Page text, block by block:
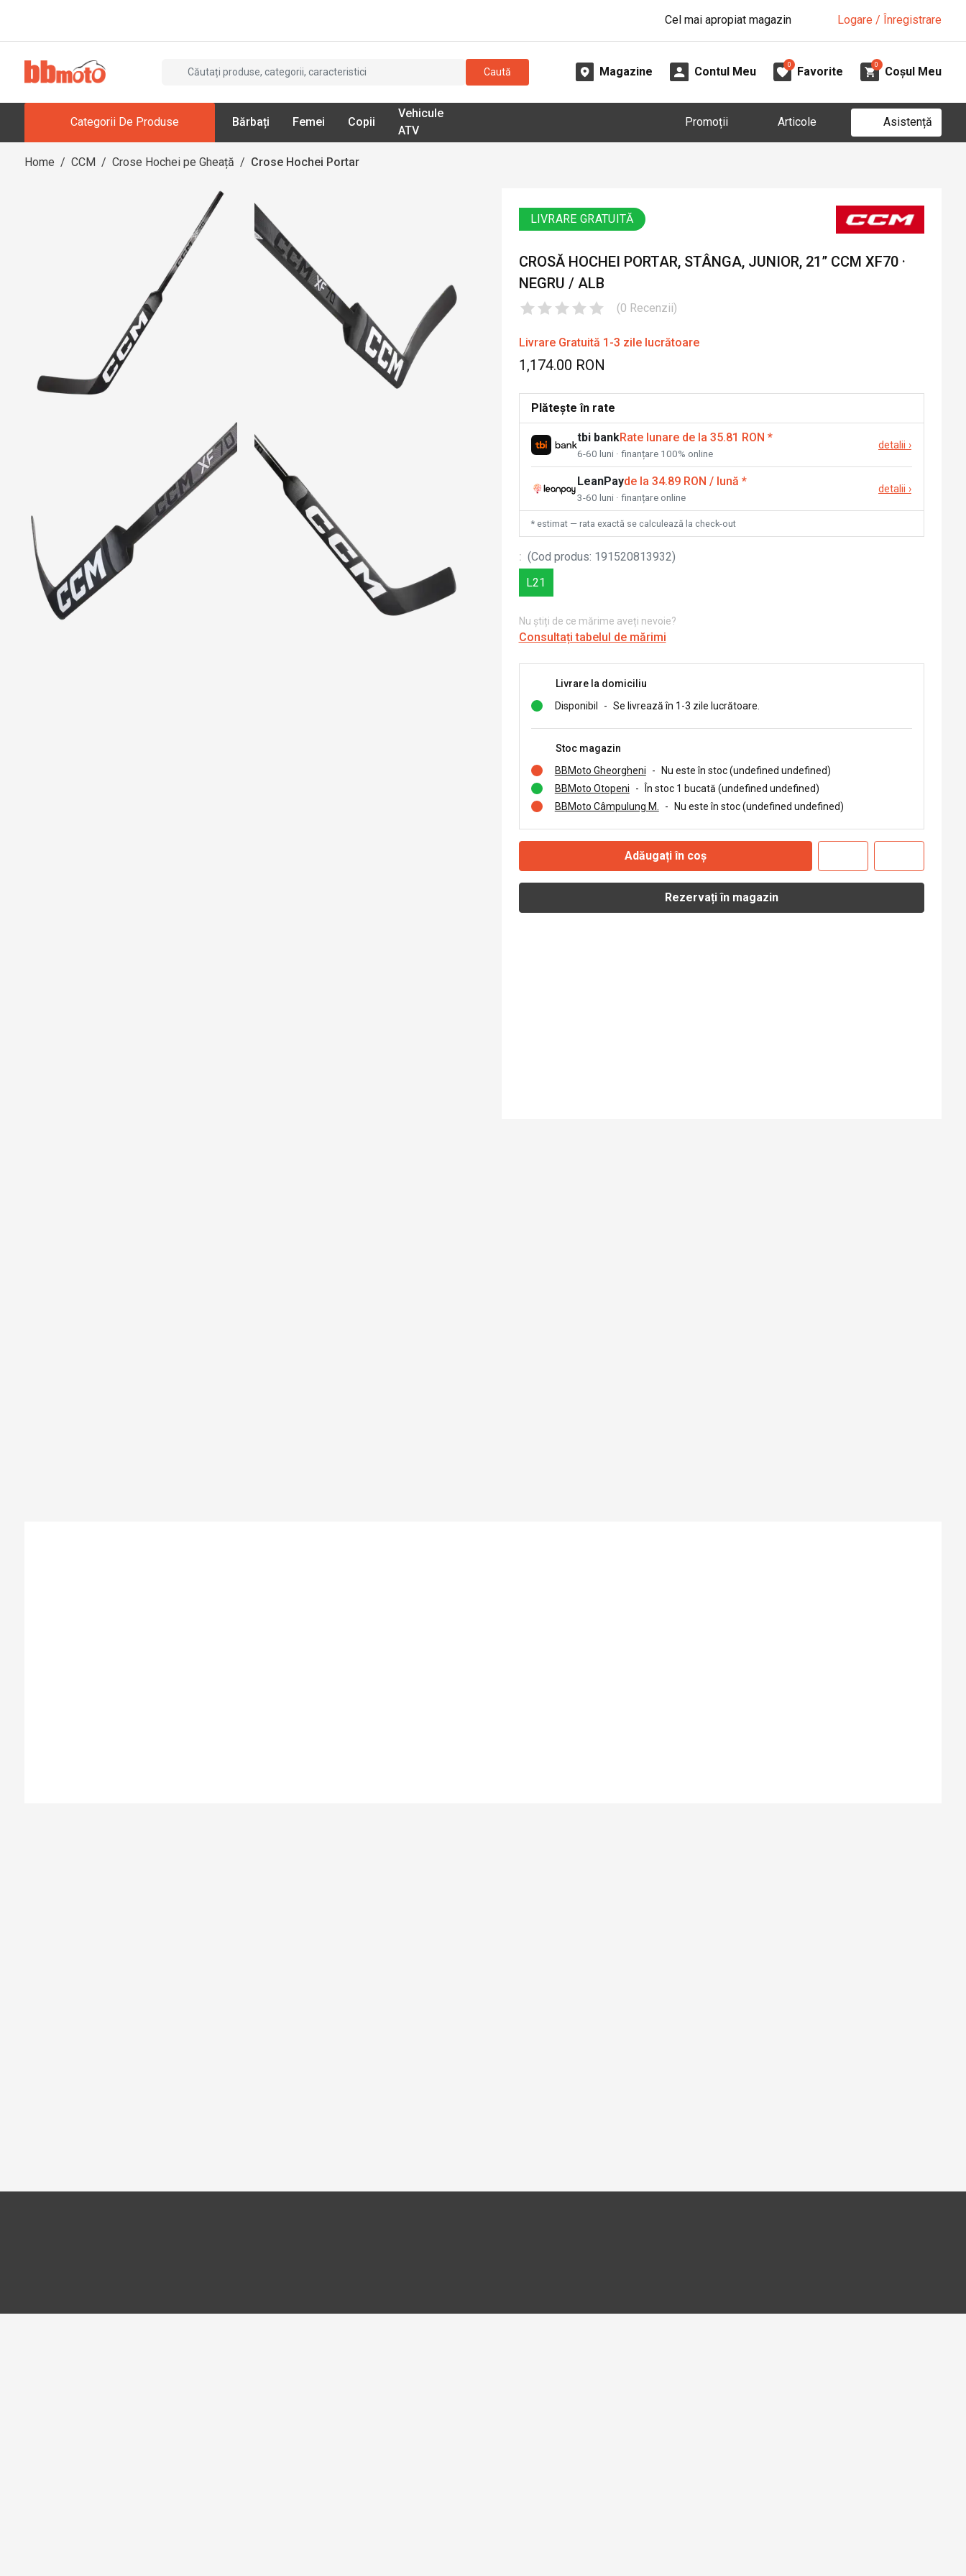
Cel mai apropiat magazin Logare / Înregistrare
Caută Magazine Contul Meu
0
Favorite
0
Coșul Meu
Categorii De Produse Bărbați Femei Copii
Vehicule
ATV
Promoții Articole Asistență
Home / CCM / Crose Hochei pe Gheață / Crose Hochei Portar
LIVRARE GRATUITĂ
CROSĂ HOCHEI PORTAR, STÂNGA, JUNIOR, 21” CCM XF70 ·
NEGRU / ALB
(0 Recenzii)
Livrare Gratuită 1-3 zile lucrătoare
1,174.00 RON
Plătește în rate
tbi bankRate lunare de la 35.81 RON *
6-60 luni · finanțare 100% online
detalii ›
LeanPayde la 34.89 RON / lună *
3-60 luni · finanțare online
detalii ›
* estimat — rata exactă se calculează la check-out
: (Cod produs: 191520813932)
L21
Nu știți de ce mărime aveți nevoie?
Consultați tabelul de mărimi
Livrare la domiciliu
Disponibil
- Se livrează în 1-3 zile lucrătoare.
Stoc magazin
BBMoto Gheorgheni
-
Nu este în stoc (undefined undefined)
BBMoto Otopeni
-
În stoc 1 bucată (undefined undefined)
BBMoto Câmpulung M.
- Nu este în stoc (undefined undefined)
Adăugați în coș
Rezervați în magazin